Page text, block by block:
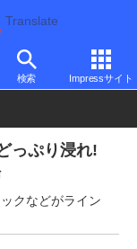
Translate
検索 Impressサイト
っぷり浸れ!
クなどがライン